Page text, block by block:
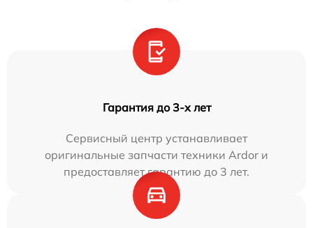
Гарантия до 3-х лет
Сервисный центр устанавливает
оригинальные запчасти техники Ardor и
предоставляет гарантию до 3 лет.